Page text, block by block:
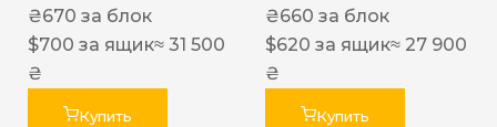
₴670 за блок
$700 за ящик≈ 31 500
₴
Купить
₴660 за блок
$620 за ящик≈ 27 900
₴
Купить